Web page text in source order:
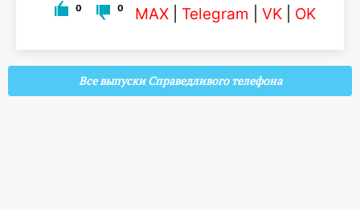
0 0 MAX Telegram VK OK
Все выпуски Справедливого телефона